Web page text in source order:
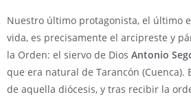
Nuestro último protagonista, el último
vida, es precisamente el arcipreste y
la Orden: el siervo de Dios Antonio
que era natural de Tarancón (Cuenca).
de aquella diócesis, y tras recibir la